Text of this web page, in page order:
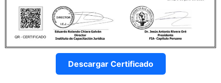
Descargar Certificado